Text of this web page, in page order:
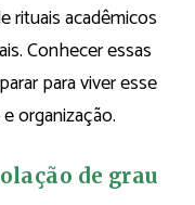
rituais acadêmicos
Conhecer essas
para viver esse
organização.
de grau